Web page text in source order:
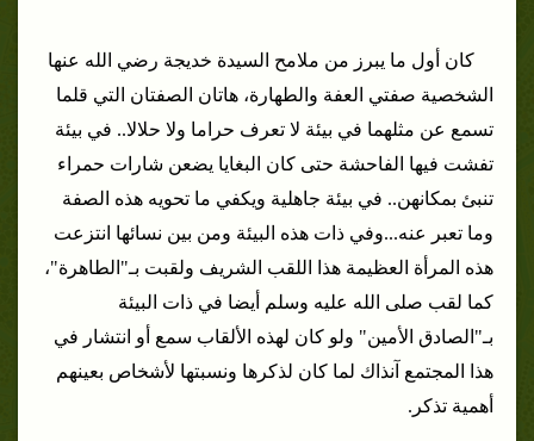
كان أول ما يبرز من ملامح السيدة خديجة رضي الله عنها
الشخصية صفتي العفة والطهارة، هاتان الصفتان التي قلما
تسمع عن مثلهما في بيئة لا تعرف حراما ولا حلالا.. في بيئة
تفشت فيها الفاحشة حتى كان البغايا يضعن شارات حمراء
تنبئ بمكانهن.. في بيئة جاهلية ويكفي ما تحويه هذه الصفة
وما تعبر عنه...وفي ذات هذه البيئة ومن بين نسائها انتزعت
هذه المرأة العظيمة هذا اللقب الشريف ولقبت بـ"الطاهرة"،
كما لقب صلى الله عليه وسلم أيضا في ذات البيئة
بـ"الصادق الأمين" ولو كان لهذه الألقاب سمع أو انتشار في
هذا المجتمع آنذاك لما كان لذكرها ونسبتها لأشخاص بعينهم
أهمية تذكر.